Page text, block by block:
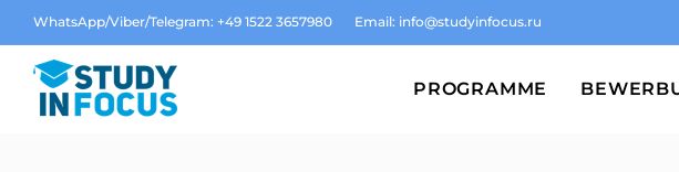
WhatsApp/Viber/Telegram: +49 1522 3657980 Email: info@studyinfocus.ru
PROGRAMME